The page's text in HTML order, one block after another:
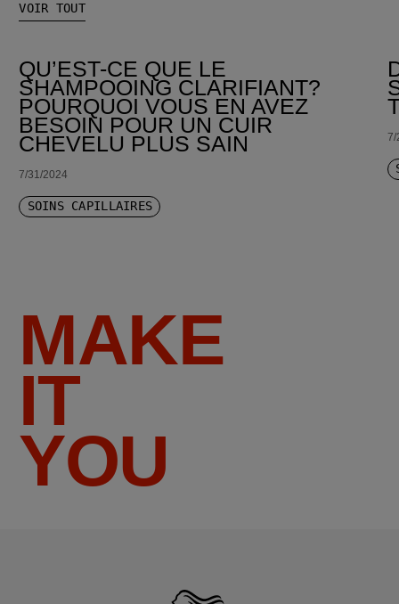
VOIR TOUT
QU’EST-CE QUE LE
SHAMPOOING CLARIFIANT?
POURQUOI VOUS EN AVEZ
BESOIN POUR UN CUIR
CHEVELU PLUS SAIN
7/31/2024
SOINS CAPILLAIRES
7/
MAKE
IT
YOU